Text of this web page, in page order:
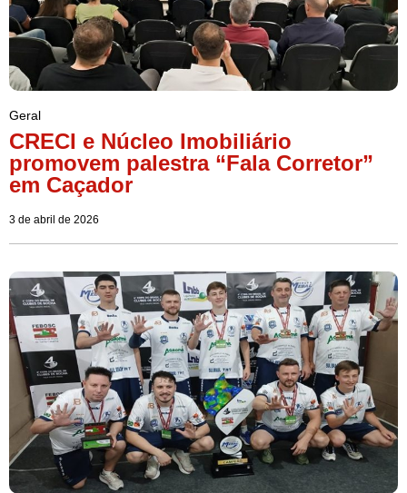
Geral
CRECI e Núcleo Imobiliário
promovem palestra “Fala Corretor”
em Caçador
3 de abril de 2026